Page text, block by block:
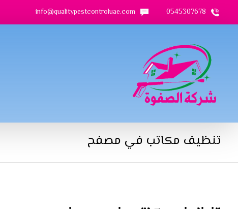
0545307678
info@qualitypestcontroluae.com
تنظيف مكاتب في مصفح